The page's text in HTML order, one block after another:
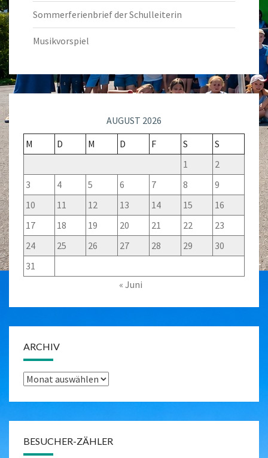
Sommerferienbrief der Schulleiterin
Musikvorspiel
AUGUST 2026
M
D M D F S
S
1
2
3
4 5 6 7 8
9
10
11 12 13 14 15
16
17
18 19 20 21 22
23
24
25 26 27 28 29
30
31
« Juni
ARCHIV
Archiv
BESUCHER-ZÄHLER